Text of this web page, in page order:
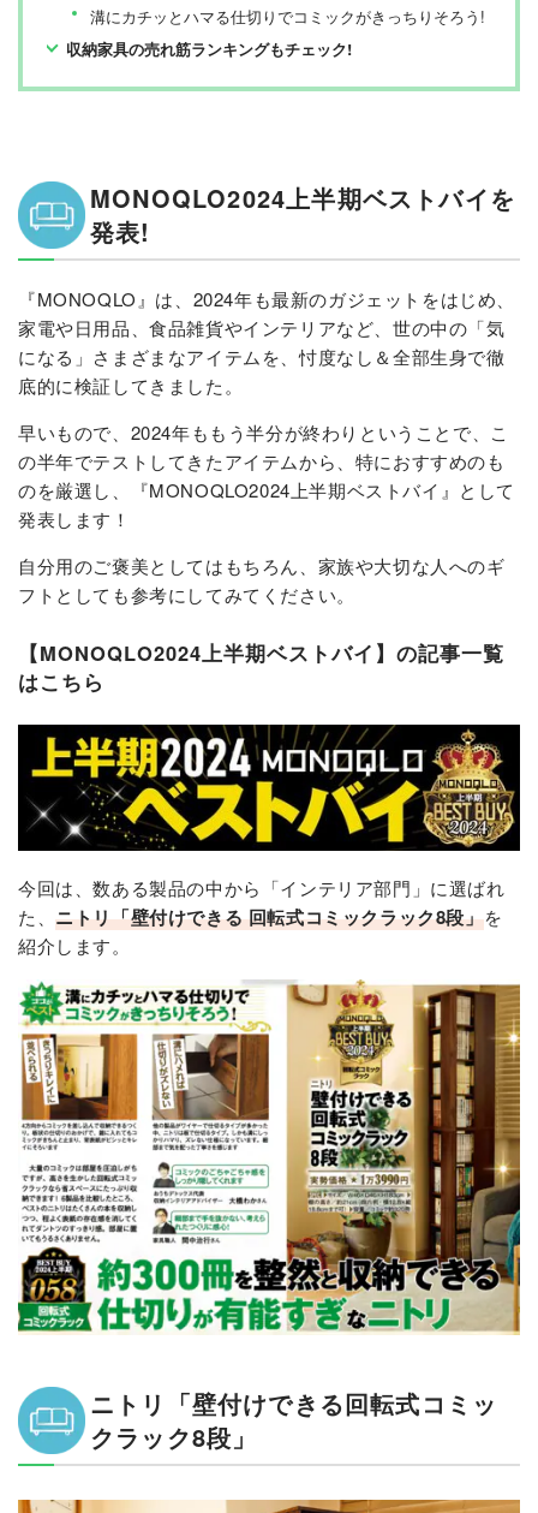
溝にカチッとハマる仕切りでコミックがきっちりそろう!
収納家具の売れ筋ランキングもチェック!
MONOQLO2024上半期ベストバイを
発表!
『MONOQLO』は、2024年も最新のガジェットをはじめ、
家電や日用品、食品雑貨やインテリアなど、世の中の「気
になる」さまざまなアイテムを、忖度なし＆全部生身で徹
底的に検証してきました。
早いもので、2024年ももう半分が終わりということで、こ
の半年でテストしてきたアイテムから、特におすすめのも
のを厳選し、『MONOQLO2024上半期ベストバイ』として
発表します！
自分用のご褒美としてはもちろん、家族や大切な人へのギ
フトとしても参考にしてみてください。
【MONOQLO2024上半期ベストバイ】の記事一覧
はこちら
今回は、数ある製品の中から「インテリア部門」に選ばれ
た、ニトリ「壁付けできる 回転式コミックラック8段」を
紹介します。
ニトリ「壁付けできる回転式コミッ
クラック8段」